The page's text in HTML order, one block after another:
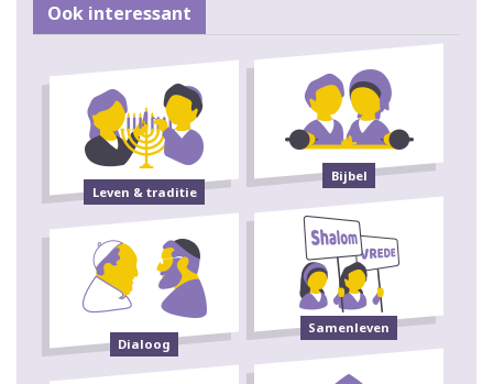
Ook interessant
Leven & traditie
Bijbel
Dialoog
Samenleven